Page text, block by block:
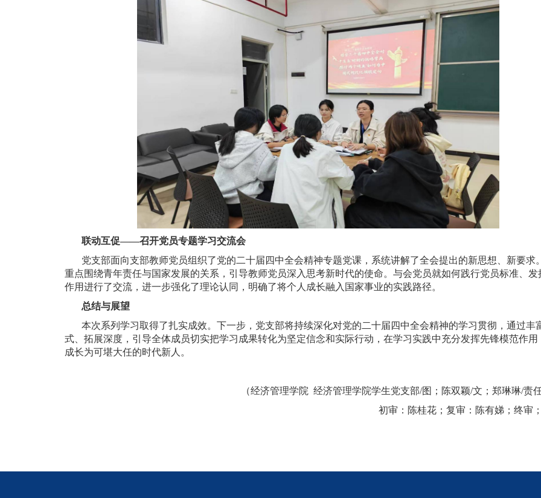
联动互促——召开党员专题学习交流会
党支部面向支部教师党员组织了党的二十届四中全会精神专题党课，系统讲解了全会提出的新思想、新要求
重点围绕青年责任与国家发展的关系，引导教师党员深入思考新时代的使命。与会党员就如何践行党员标准、发
作用进行了交流，进一步强化了理论认同，明确了将个人成长融入国家事业的实践路径。
总结与展望
本次系列学习取得了扎实成效。下一步，党支部将持续深化对党的二十届四中全会精神的学习贯彻，通过丰
式、拓展深度，引导全体成员切实把学习成果转化为坚定信念和实际行动，在学习实践中充分发挥先锋模范作用
成长为可堪大任的时代新人。
（经济管理学院 经济管理学院学生党支部/图； 陈双颖/文；郑琳琳/责
初审：陈桂花；复审：陈有娣；终审